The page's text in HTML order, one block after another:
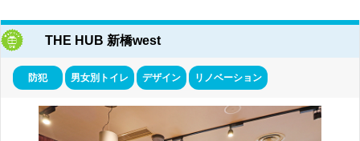
THE HUB 新橋west
防犯 男女別トイレ デザイン リノベーション